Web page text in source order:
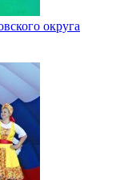
округа